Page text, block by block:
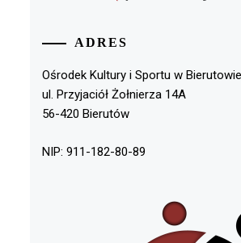
ADRES
Ośrodek Kultury i Sportu w Bierutowie
ul. Przyjaciół Żołnierza 14A
56-420 Bierutów
NIP: 911-182-80-89